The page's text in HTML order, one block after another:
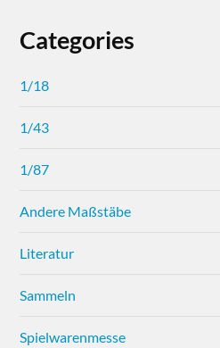
Categories
1/18
1/43
1/87
Andere Maßstäbe
Literatur
Sammeln
Spielwarenmesse